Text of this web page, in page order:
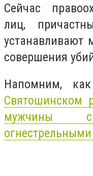
Сейчас
лиц,
устанавливают
совершения
Напомним,
Святошинском
мужчины с